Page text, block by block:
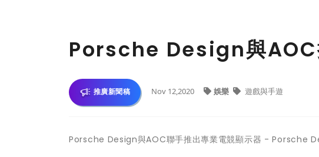
Porsche Design與AOC
推廣新聞稿 Nov 12,2020 娛樂 遊戲與手遊
Porsche Design與AOC聯手推出專業電競顯示器 - Porsche